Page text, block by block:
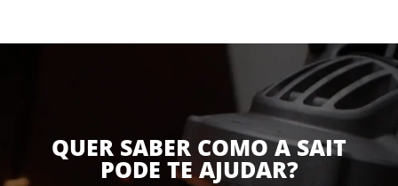
QUER SABER COMO A SAIT
PODE TE AJUDAR?